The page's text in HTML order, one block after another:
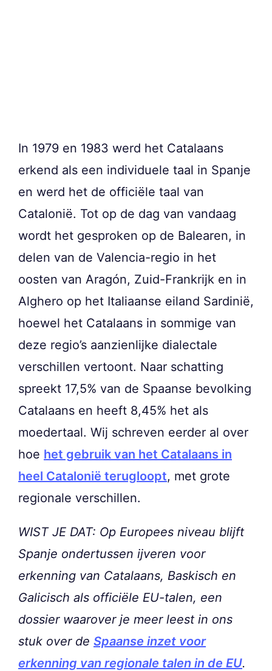
In 1979 en 1983 werd het Catalaans
erkend als een individuele taal in Spanje
en werd het de officiële taal van
Catalonië. Tot op de dag van vandaag
wordt het gesproken op de Balearen, in
delen van de Valencia-regio in het
oosten van Aragón, Zuid-Frankrijk en in
Alghero op het Italiaanse eiland Sardinië,
hoewel het Catalaans in sommige van
deze regio’s aanzienlijke dialectale
verschillen vertoont. Naar schatting
spreekt 17,5% van de Spaanse bevolking
Catalaans en heeft 8,45% het als
moedertaal. Wij schreven eerder al over
hoe het gebruik van het Catalaans in
heel Catalonië terugloopt, met grote
regionale verschillen.
WIST JE DAT: Op Europees niveau blijft
Spanje ondertussen ijveren voor
erkenning van Catalaans, Baskisch en
Galicisch als officiële EU-talen, een
dossier waarover je meer leest in ons
stuk over de Spaanse inzet voor
erkenning van regionale talen in de EU.